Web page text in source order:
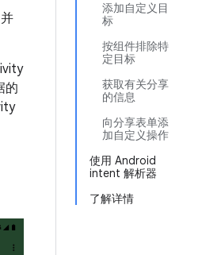
添加自定义目
标
按组件排除特
定目标
获取有关分享
的信息
向分享表单添
加自定义操作
使用 Android
intent 解析器
了解详情
的